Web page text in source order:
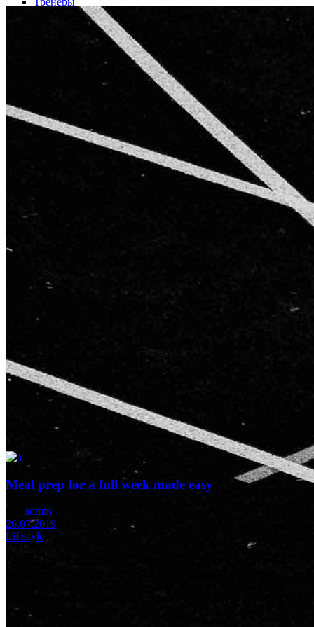
Личный кабинет
+7 (999) 227-22-49
Meal prep for a full week made easy
admin
26.07.2019
Lifestyle
provident, similique sunt in culpa qui officia deserunt mollitia animi,
id est laborum